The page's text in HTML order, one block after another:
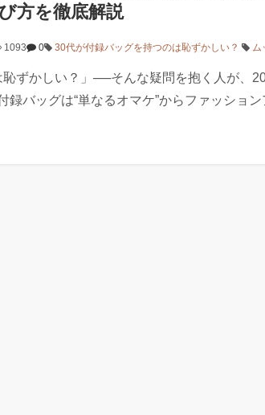
方を徹底解説
1093 0 30代が付録バッグを持つのは恥ずかしい？ ム
恥ずかしい？」──そんな疑問を抱く人が、
録バッグは“単なるオマケ”からファッショ